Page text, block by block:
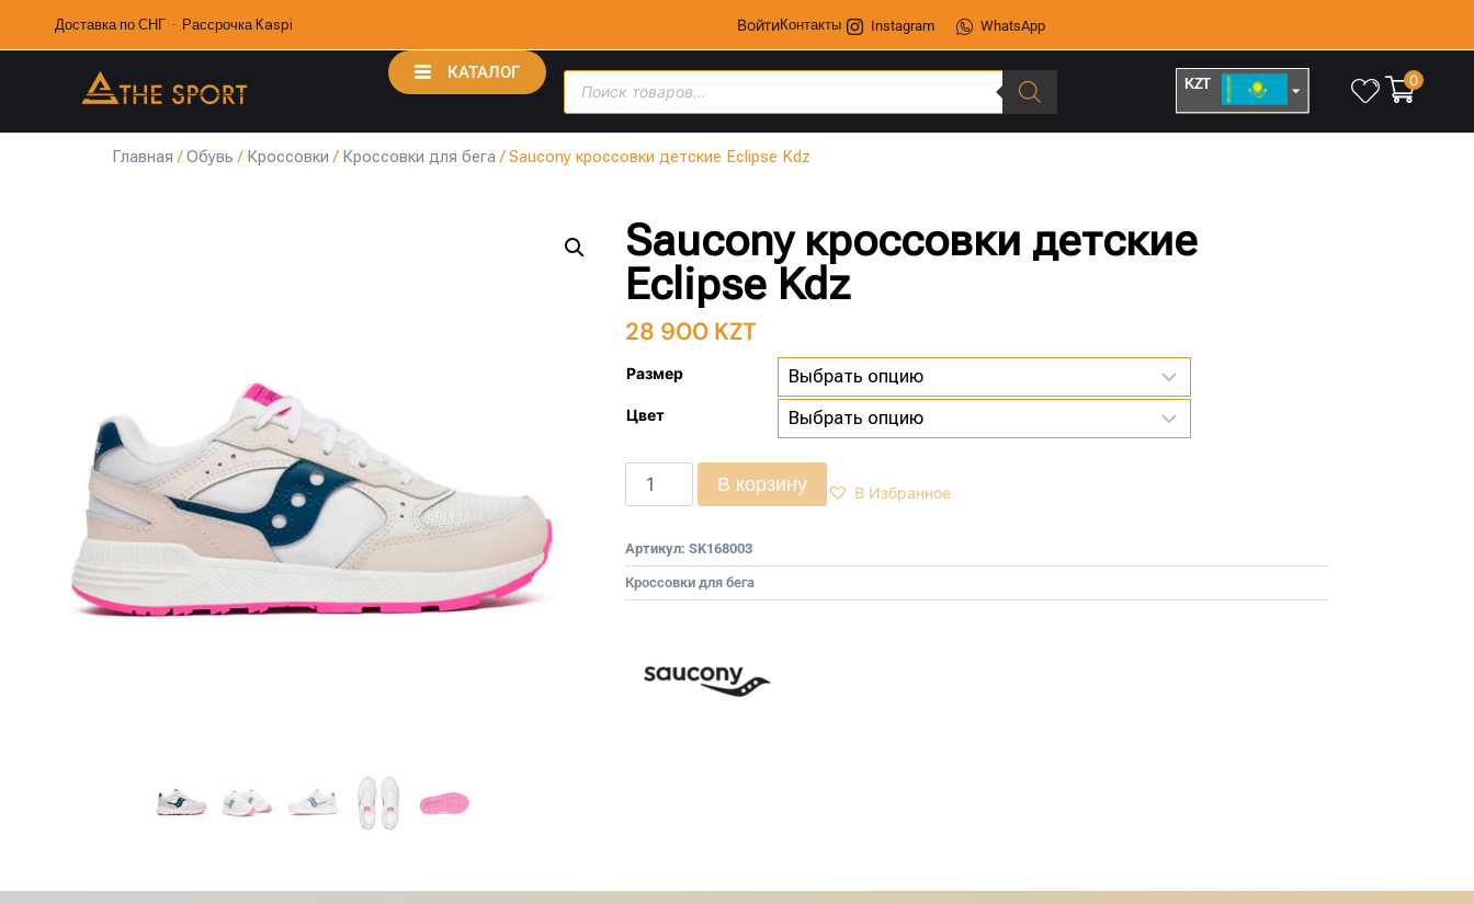
Доставка по СНГ · Рассрочка Kaspi ВойтиКонтакты Instagram WhatsApp
КАТАЛОГ
KZT 0
Главная /Обувь / Кроссовки / Кроссовки для бега/ Saucony кроссовки детские Eclipse Kdz
Saucony кроссовки детские
Eclipse Kdz
28 900 KZT
Размер
Цвет
В корзину В Избранное
Артикул: SK168003
Кроссовки для бега